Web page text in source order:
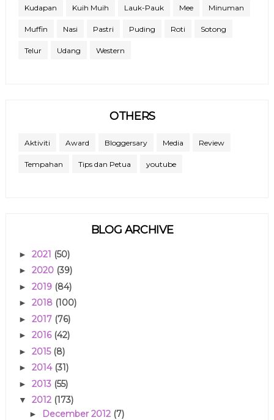
Kudapan Kuih Muih Lauk-Pauk Mee Minuman
Muffin Nasi Pastri Puding Roti Sotong
Telur Udang Western
OTHERS
Aktiviti Award Bloggersary Media Review
Tempahan Tips dan Petua youtube
BLOG ARCHIVE
► 2021 (50)
► 2020 (39)
► 2019 (84)
► 2018 (100)
► 2017 (76)
► 2016 (42)
► 2015 (8)
► 2014 (31)
► 2013 (55)
▼ 2012 (173)
► December 2012 (7)